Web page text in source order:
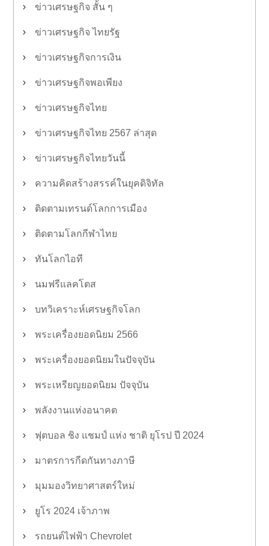
ข่าวเศรษฐกิจ สั้น ๆ
ข่าวเศรษฐกิจ ไทยรัฐ
ข่าวเศรษฐกิจการเงิน
ข่าวเศรษฐกิจพอเพียง
ข่าวเศรษฐกิจไทย
ข่าวเศรษฐกิจไทย 2567 ล่าสุด
ข่าวเศรษฐกิจไทยวันนี้
ความคิดสร้างสรรค์ในยุคดิจิทัล
ติดตามเทรนด์โลกการเมือง
ติดตามโลกกีฬาไทย
ทันโลกไอที
นมฟรีแลคโตส
บทวิเคราะห์เศรษฐกิจโลก
พระเครื่องยอดนิยม 2566
พระเครื่องยอดนิยมในปัจจุบัน
พระเหรียญยอดนิยม ปัจจุบัน
พลังงานแห่งอนาคต
ฟุตบอล ชิง แชมป์ แห่ง ชาติ ยุโรป ปี 2024
มาตรการกีดกันทางภาษี
มุมมองวิทยาศาสตร์ใหม่
ยูโร 2024 เจ้าภาพ
รถยนต์ไฟฟ้า Chevrolet